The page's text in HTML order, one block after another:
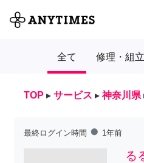
全て 修理・組立
TOP ▸ サービス ▸ 神奈川県
最終ログイン時間 fiber_manual_record 1年前
る